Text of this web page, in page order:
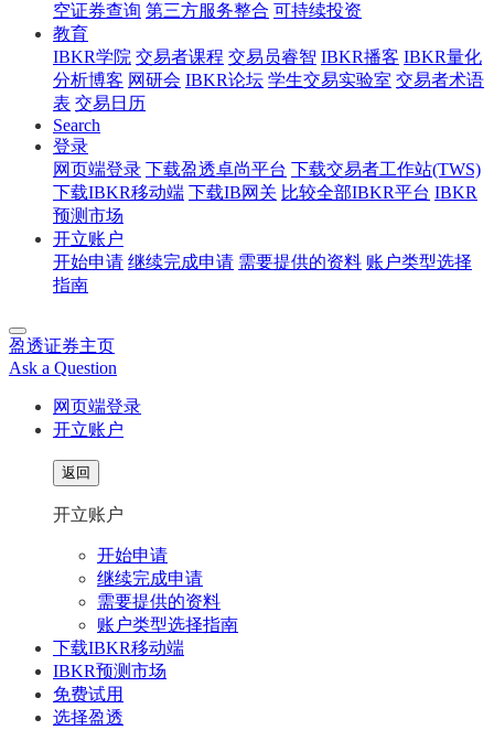
空证券查询 第三方服务整合 可持续投资
教育
IBKR学院 交易者课程 交易员睿智 IBKR播客 IBKR量化
分析博客 网研会 IBKR论坛 学生交易实验室 交易者术语
表 交易日历
Search
登录
网页端登录 下载盈透卓尚平台 下载交易者工作站(TWS)
下载IBKR移动端 下载IB网关 比较全部IBKR平台 IBKR
预测市场
开立账户
开始申请 继续完成申请 需要提供的资料 账户类型选择
指南
盈透证券主页
Ask a Question
网页端登录
开立账户
返回
开立账户
开始申请
继续完成申请
需要提供的资料
账户类型选择指南
下载IBKR移动端
IBKR预测市场
免费试用
选择盈透